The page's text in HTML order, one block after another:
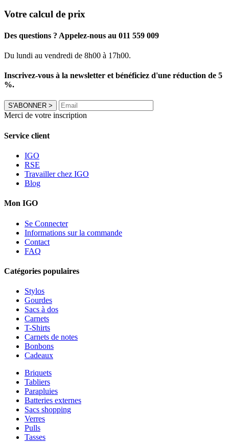
Votre calcul de prix
Des questions ? Appelez-nous au 011 559 009
Du lundi au vendredi de 8h00 à 17h00.
Inscrivez-vous à la newsletter et bénéficiez d'une réduction de 5
%.
S'ABONNER >
Merci de votre inscription
Service client
IGO
RSE
Travailler chez IGO
Blog
Mon IGO
Se Connecter
Informations sur la commande
Contact
FAQ
Catégories populaires
Stylos
Gourdes
Sacs à dos
Carnets
T-Shirts
Carnets de notes
Bonbons
Cadeaux
Briquets
Tabliers
Parapluies
Batteries externes
Sacs shopping
Verres
Pulls
Tasses